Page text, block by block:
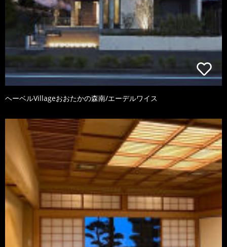
ヘーベルVillageおおたかの森南/エーデルワイス